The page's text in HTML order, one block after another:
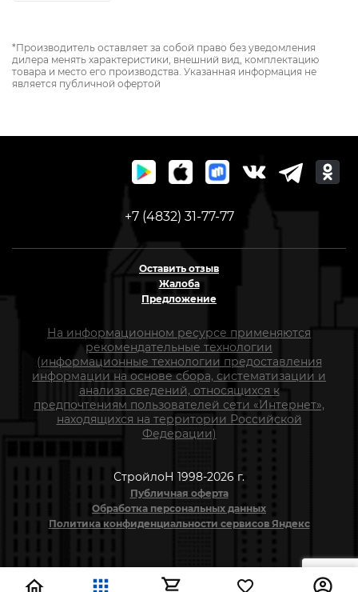
*Производитель оставляет за собой право без уведомления
дилера менять характеристики, внешний вид, комплектацию
товара и место его производства. Указанная информация не
является публичной офертой
+7 (4832) 31-77-77
Оставить отзыв
Жалоба
Предложение
На информационном ресурсе применяются
рекомендательные технологии
(информационные технологии предоставления
информации на основе сбора, систематизации и
анализа сведений, относящихся к
предпочтениям пользователей сети «Интернет»,
находящихся на территории Российской
Федерации)
СтройлоН 1998-2026 г.
Публичная оферта
Обработка персональных данных
Политика конфиденциальности сервисов Яндекс